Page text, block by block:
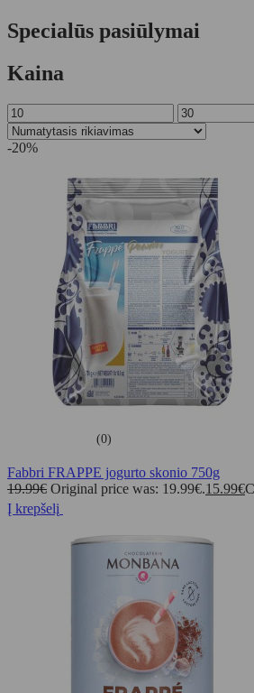
Specialūs pasiūlymai
Kaina
-20%
(0)
Fabbri FRAPPE jogurto skonio 750g
19.99€ Original price was: 19.99€.15.99€
Į krepšelį